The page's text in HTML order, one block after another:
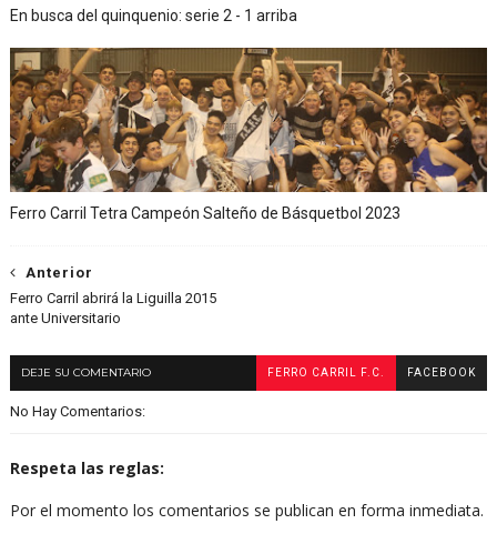
En busca del quinquenio: serie 2 - 1 arriba
Ferro Carril Tetra Campeón Salteño de Básquetbol 2023
Anterior
Ferro Carril abrirá la Liguilla 2015
ante Universitario
DEJE SU COMENTARIO FERRO CARRIL F.C. FACEBOOK
No Hay Comentarios:
Respeta las reglas:
Por el momento los comentarios se publican en forma inmediata.